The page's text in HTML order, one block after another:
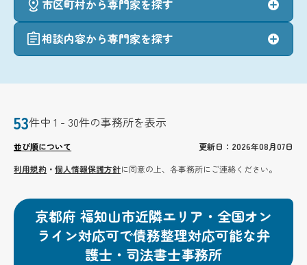
市区町村から専門家を探す
相談内容から専門家を探す
53件中 1 - 30件の事務所を表示
並び順について
更新日：2026年08月07日
利用規約 ・個人情報保護方針に同意の上、各事務所にご連絡ください。
京都府 福知山市近隣エリア・全国オン
ライン対応可で債務整理対応可能な弁
護士・司法書士事務所